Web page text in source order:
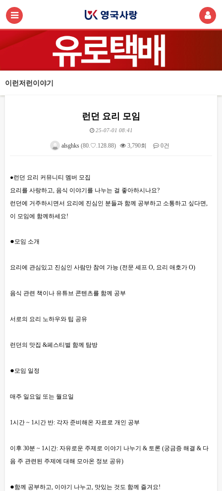
이런저런이야기
런던 요리 모임
25-07-01 08:41
alsghks (80.♡.128.88) 3,790회 0건
●런던 요리 커뮤니티 멤버 모집
요리를 사랑하고, 음식 이야기를 나누는 걸 좋아하시나요?
런던에 거주하시면서 요리에 진심인 분들과 함께 공부하고 소통하고 싶다면,
이 모임에 함께하세요!
● 모임 소개
요리에 관심있고 진심인 사람만 참여 가능 (전문 셰프 O, 요리 애호가 O)
음식 관련 책이나 유튜브 콘텐츠를 함께 공부
서로의 요리 노하우와 팁 공유
런던의 맛집 &페스티벌 함께 탐방
● 모임 일정
매주 일요일 또는 월요일
1시간 ~ 1시간 반: 각자 준비해온 자료로 개인 공부
이후 30분 ~ 1시간: 자유로운 주제로 이야기 나누기 & 토론 (궁금증 해결 & 다
음 주 관련된 주제에 대해 모아온 정보 공유)
●함께 공부하고, 이야기 나누고, 맛있는 것도 함께 즐겨요!